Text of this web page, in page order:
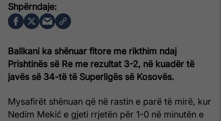
Ballkani ka shënuar fitore me rikthim ndaj
Prishtinës së Re me rezultat 3-2, në kuadër të
javës së 34-të të Superligës së Kosovës.
Mysafirët shënuan që në rastin e parë të mirë, kur
Nedim Mekić e gjeti rrjetën për 1-0 në minutën e